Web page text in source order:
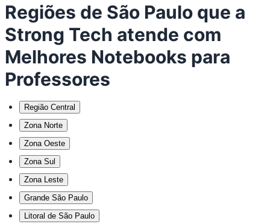
Regiões de São Paulo que a
Strong Tech atende com
Melhores Notebooks para
Professores
Região Central
Zona Norte
Zona Oeste
Zona Sul
Zona Leste
Grande São Paulo
Litoral de São Paulo